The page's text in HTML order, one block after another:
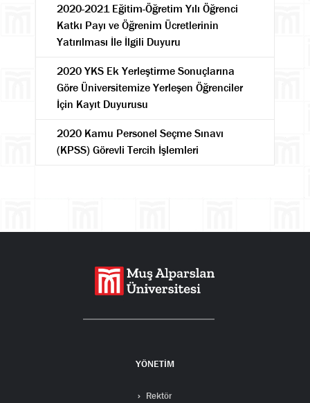
2020-2021 Eğitim-Öğretim Yılı Öğrenci
Katkı Payı ve Öğrenim Ücretlerinin
Yatırılması İle İlgili Duyuru
2020 YKS Ek Yerleştirme Sonuçlarına
Göre Üniversitemize Yerleşen Öğrenciler
İçin Kayıt Duyurusu
2020 Kamu Personel Seçme Sınavı
(KPSS) Görevli Tercih İşlemleri
YÖNETİM
Rektör